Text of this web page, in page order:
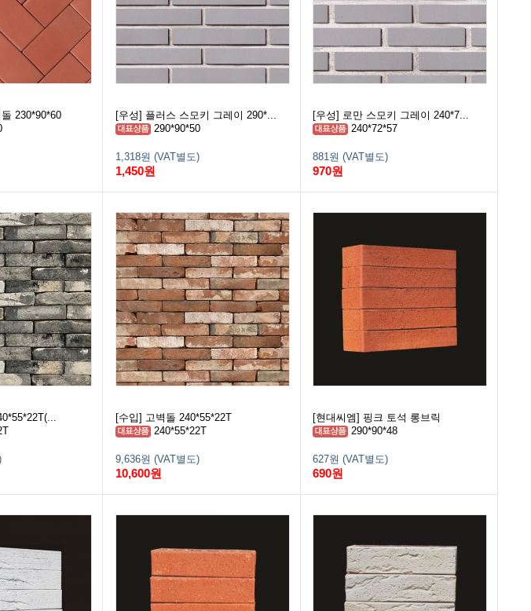
230*90*60
[우성] 플러스 스모키 그레이 290*...
290*90*50
1,318원 (VAT별도)
1,450원
[우성] 로만 스모키 그레이 240*7...
240*72*57
881원 (VAT별도)
970원
[수입] 고벽돌 240*55*22T
240*55*22T
9,636원 (VAT별도)
10,600원
[현대씨엠] 핑크 토석 롱브릭
290*90*48
627원 (VAT별도)
690원